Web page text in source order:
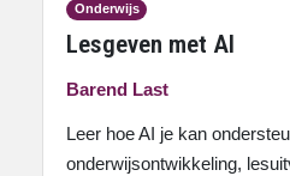
Onderwijs
Lesgeven met AI
Barend Last
Leer hoe AI je kan
onderwijsontwikkeling,